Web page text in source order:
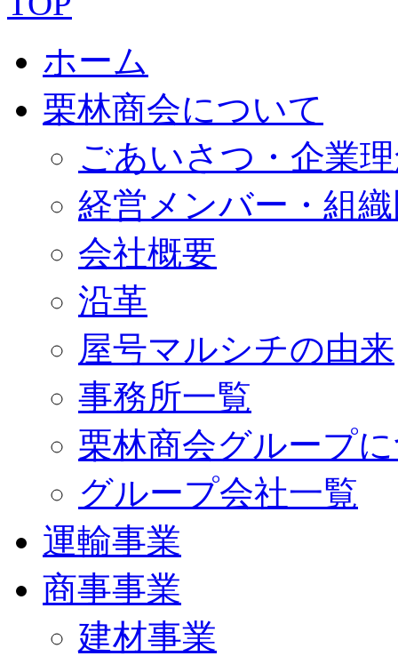
ホーム
栗林商会について
ごあいさつ・企業
経営メンバー・組
会社概要
沿革
屋号マルシチの由来
事務所一覧
栗林商会グループ
グループ会社一覧
運輸事業
商事事業
建材事業